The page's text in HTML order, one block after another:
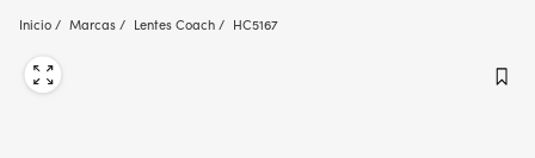
Inicio Marcas Lentes Coach HC5167